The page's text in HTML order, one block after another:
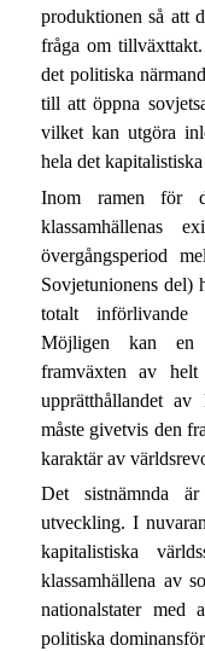
produktionen så att
fråga om
det politiska
till att öppna
vilket kan utgöra
hela det
Inom ramen för
klassamhällenas
övergångsperiod
Sovjetunionens del)
totalt införlivande
Möjligen kan en
framväxten av
upprätthållandet
måste givetvis den
karaktär av
Det sistnämnda
utveckling. I
kapitalistiska
klassamhällena av
nationalstater med
politiska